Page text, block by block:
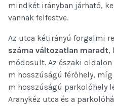
mindkét irányban járható,
vannak felfestve.
Az utca kétirányú forgalmi
száma változatlan maradt,
módosult. Az északi
m hosszúságú férőhely,
m hosszúságú parkolóhely
Aranykéz utca és a